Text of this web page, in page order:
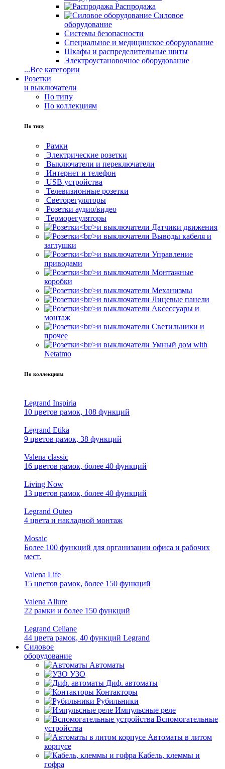
Распродажа
Силовое
оборудование
Системы безопасности
Специальное и медицинское оборудование
Шкафы и распределительные щиты
Электроустановочное оборудование
...Все категории
Розетки
и выключатели
По типу
По коллекциям
По типу
Рамки
Электрические розетки
Выключатели и переключатели
Интернет и телефон
USB устройства
Телевизионные розетки
Светорегуляторы
Розетки аудио/видео
Терморегуляторы
Датчики движения
Выводы кабеля и
заглушки
Управление
приводами
Монтажные
коробки
Механизмы
Лицевые панели
Аксессуары и
монтаж
Светильники и
прочее
Умный дом with
Netatmo
По коллекциям
Legrand Inspiria
10 цветов рамок, 108 функций
Legrand Etika
9 цветов рамок, 38 функций
Valena classic
16 цветов рамок, более 40 функций
Living Now
13 цветов рамок, более 40 функций
Legrand Quteo
4 цвета и накладной монтаж
Mosaic
Более 100 функций для организации офиса и рабочих
мест.
Valena Life
15 цветов рамок, более 150 функций
Valena Allure
22 рамки и более 150 функций
Legrand Celiane
44 цвета рамок, 40 функций Legrand
Силовое
оборудование
Автоматы
УЗО
Диф. автоматы
Контакторы
Рубильники
Импульсные реле
Вспомогательные
устройства
Автоматы в литом
корпусе
Кабель, клеммы и
гофра